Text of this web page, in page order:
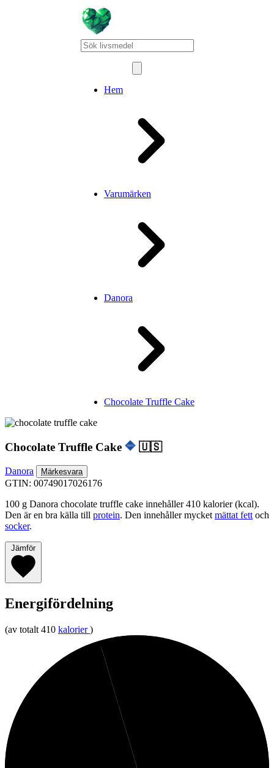
Hem
Varumärken
Danora
Chocolate Truffle Cake
Chocolate Truffle Cake 🇺🇸
Danora Märkesvara
GTIN: 00749017026176
100 g Danora chocolate truffle cake innehåller 410 kalorier (kcal).
Den är en bra källa till protein. Den innehåller mycketmättat fettoch
socker.
Jämför
Energifördelning
(av totalt 410 kalorier )
Protein